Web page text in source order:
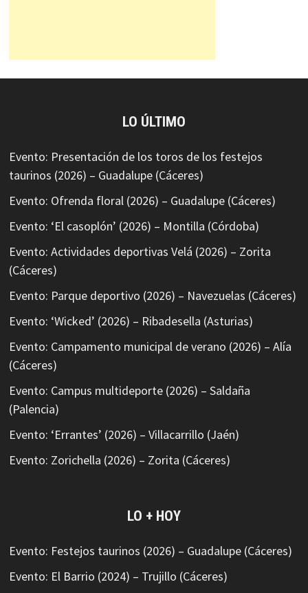
LO ÚLTIMO
Evento: Presentación de los toros de los festejos
taurinos (2026) – Guadalupe (Cáceres)
Evento: Ofrenda floral (2026) – Guadalupe (Cáceres)
Evento: ‘El casoplón’ (2026) – Montilla (Córdoba)
Evento: Actividades deportivas Velá (2026) – Zorita
(Cáceres)
Evento: Parque deportivo (2026) – Navezuelas (Cáceres)
Evento: ‘Wicked’ (2026) – Ribadesella (Asturias)
Evento: Campamento municipal de verano (2026) – Alía
(Cáceres)
Evento: Campus multideporte (2026) – Saldaña
(Palencia)
Evento: ‘Errantes’ (2026) – Villacarrillo (Jaén)
Evento: Zorichella (2026) – Zorita (Cáceres)
LO + HOY
Evento: Festejos taurinos (2026) – Guadalupe (Cáceres)
Evento: El Barrio (2024) – Trujillo (Cáceres)